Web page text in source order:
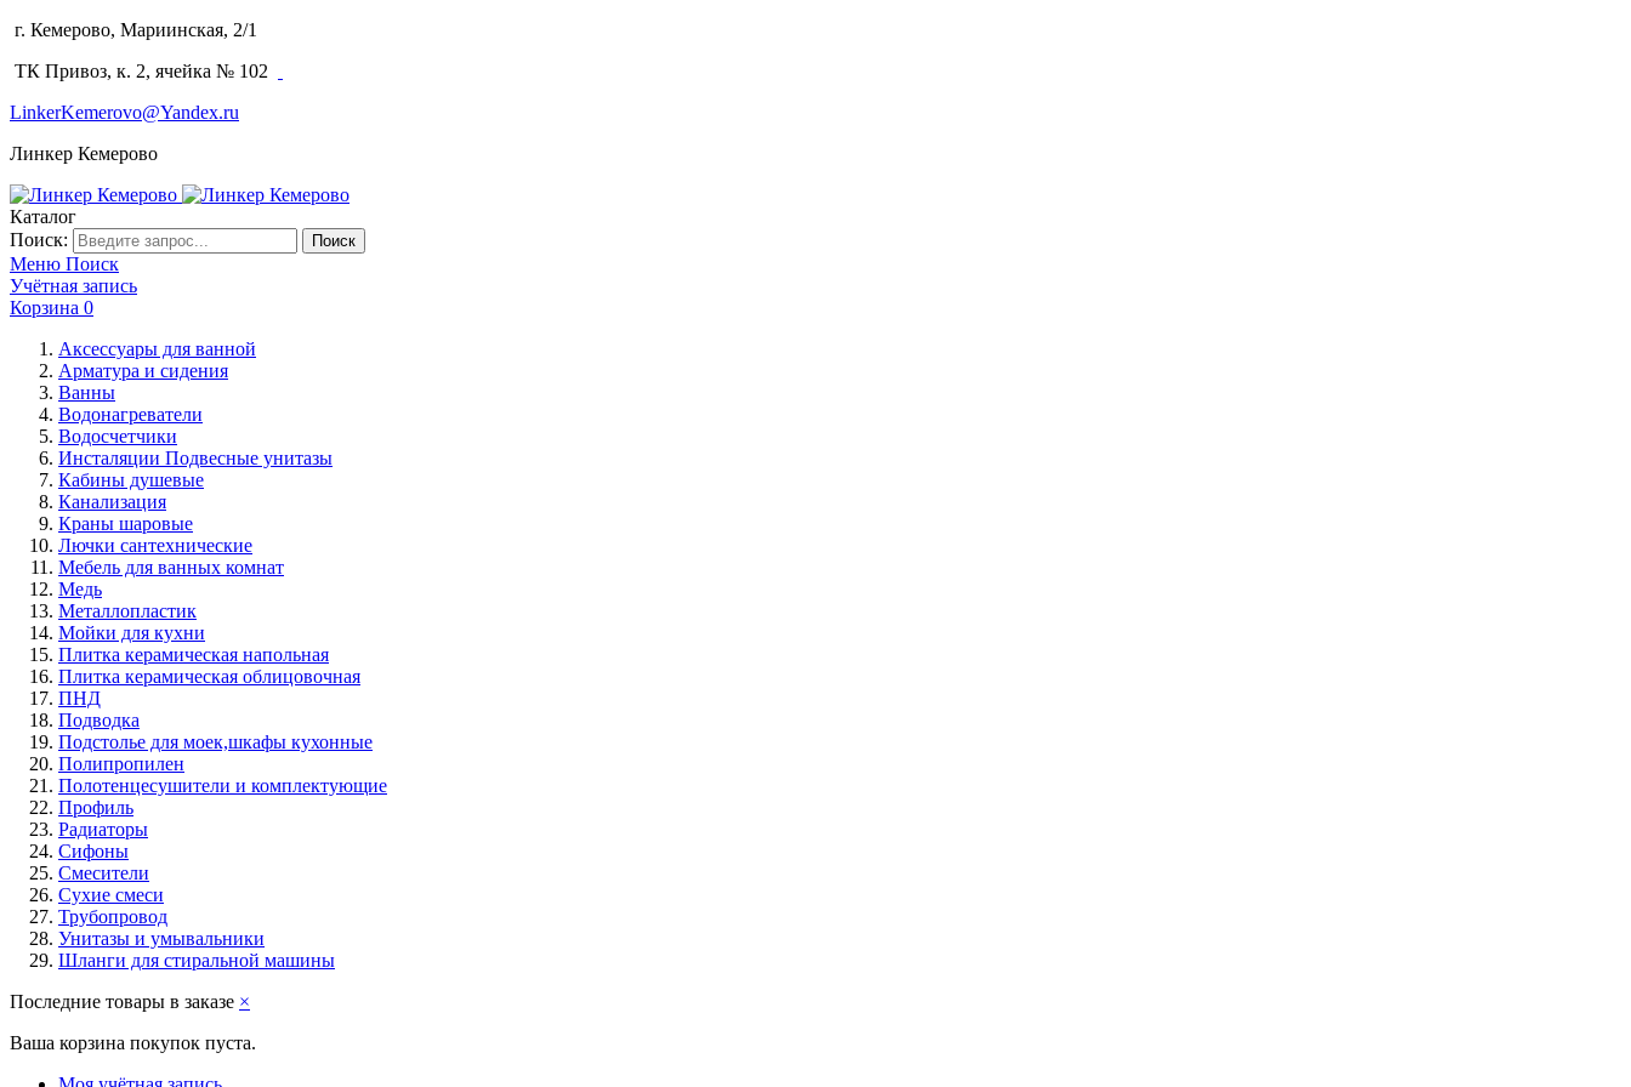
г. Кемерово, Мариинская, 2/1
ТК Привоз, к. 2, ячейка № 102
LinkerKemerovo@Yandex.ru
Линкер Кемерово
Каталог
Поиск:
Поиск
Меню Поиск
Учётная запись
Корзина 0
Аксессуары для ванной
Арматура и сидения
Ванны
Водонагреватели
Водосчетчики
Инсталяции Подвесные унитазы
Кабины душевые
Канализация
Краны шаровые
Лючки сантехнические
Мебель для ванных комнат
Медь
Металлопластик
Мойки для кухни
Плитка керамическая напольная
Плитка керамическая облицовочная
ПНД
Подводка
Подстолье для моек,шкафы кухонные
Полипропилен
Полотенцесушители и комплектующие
Профиль
Радиаторы
Сифоны
Смесители
Сухие смеси
Трубопровод
Унитазы и умывальники
Шланги для стиральной машины
Последние товары в заказе ×
Ваша корзина покупок пуста.